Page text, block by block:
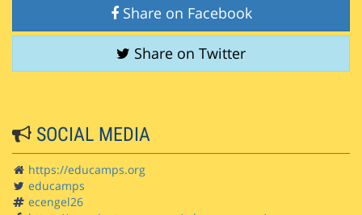
Share on Facebook
Share on Twitter
SOCIAL MEDIA
https://educamps.org
educamps
ecengel26